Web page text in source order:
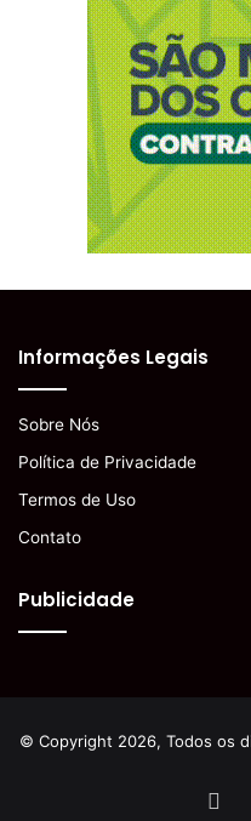
Informações Legais
Sobre Nós
Política de Privacidade
Termos de Uso
Contato
Publicidade
© Copyright 2026, Todos os